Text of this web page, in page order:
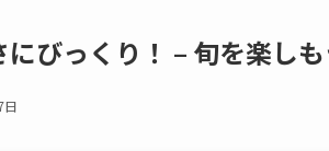
びっくり！ – 旬を楽し
日